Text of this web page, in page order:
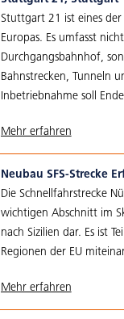
Stuttgart 21 ist eines
Europas. Es umfasst
Durchgangsbahnhof,
Bahnstrecken, Tunneln
Inbetriebnahme soll
Mehr erfahren
Neubau SFS-Strecke
Die Schnellfahrstrecke
wichtigen Abschnitt im
nach Sizilien dar. Es ist
Regionen der EU
Mehr erfahren